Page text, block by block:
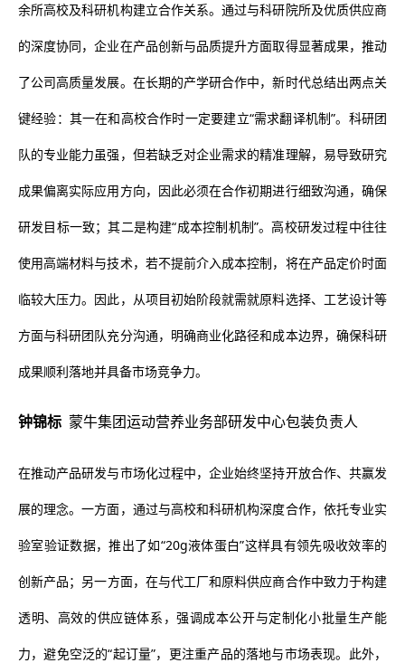
余所高校及科研机构建立合作关系。通过与科研院所及优质供应商
的深度协同，企业在产品创新与品质提升方面取得显著成果，推动
了公司高质量发展。在长期的产学研合作中，新时代总结出两点关
键经验：其一在和高校合作时一定要建立“需求翻译机制”。科研团
队的专业能力虽强，但若缺乏对企业需求的精准理解，易导致研究
成果偏离实际应用方向，因此必须在合作初期进行细致沟通，确保
研发目标一致；其二是构建“成本控制机制”。高校研发过程中往往
使用高端材料与技术，若不提前介入成本控制，将在产品定价时面
临较大压力。因此，从项目初始阶段就需就原料选择、工艺设计等
方面与科研团队充分沟通，明确商业化路径和成本边界，确保科研
成果顺利落地并具备市场竞争力。
钟锦标 蒙牛集团运动营养业务部研发中心包装负责人
在推动产品研发与市场化过程中，企业始终坚持开放合作、共赢发
展的理念。一方面，通过与高校和科研机构深度合作，依托专业实
验室验证数据，推出了如“20g液体蛋白”这样具有领先吸收效率的
创新产品；另一方面，在与代工厂和原料供应商合作中致力于构建
透明、高效的供应链体系，强调成本公开与定制化小批量生产能
力，避免空泛的“起订量”，更注重产品的落地与市场表现。此外，